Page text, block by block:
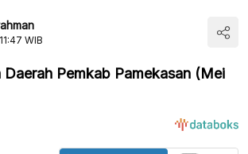
WIB
Daerah Pemkab Pamekasan (Mei